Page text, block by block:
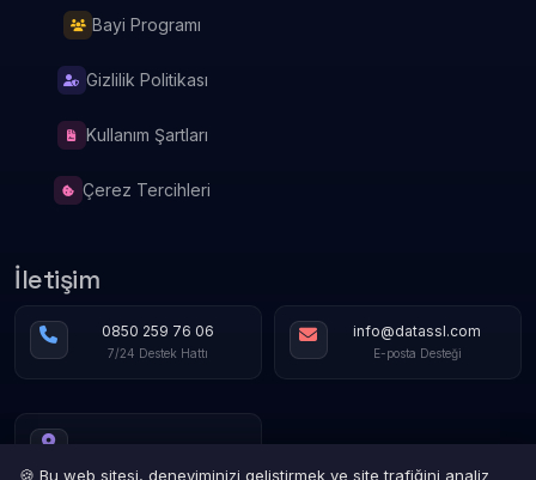
Bayi Programı
Gizlilik Politikası
Kullanım Şartları
Çerez Tercihleri
İletişim
0850 259 76 06
7/24 Destek Hattı
info@datassl.com
E-posta Desteği
🍪 Bu web sitesi, deneyiminizi geliştirmek ve site trafiğini analiz